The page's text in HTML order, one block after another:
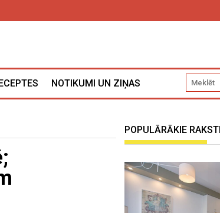
NOTIKUMI UN ZIŅAS
POPULĀRĀKIE RAKSTI